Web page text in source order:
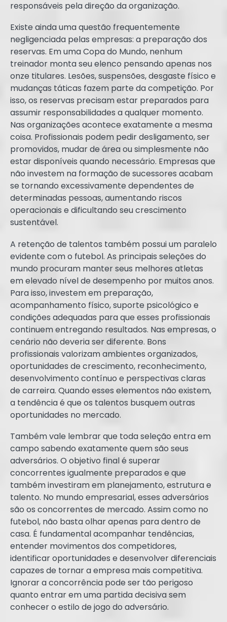
responsáveis pela direção da organização.
Existe ainda uma questão frequentemente
negligenciada pelas empresas: a preparação dos
reservas. Em uma Copa do Mundo, nenhum
treinador monta seu elenco pensando apenas nos
onze titulares. Lesões, suspensões, desgaste físico e
mudanças táticas fazem parte da competição. Por
isso, os reservas precisam estar preparados para
assumir responsabilidades a qualquer momento.
Nas organizações acontece exatamente a mesma
coisa. Profissionais podem pedir desligamento, ser
promovidos, mudar de área ou simplesmente não
estar disponíveis quando necessário. Empresas que
não investem na formação de sucessores acabam
se tornando excessivamente dependentes de
determinadas pessoas, aumentando riscos
operacionais e dificultando seu crescimento
sustentável.
A retenção de talentos também possui um paralelo
evidente com o futebol. As principais seleções do
mundo procuram manter seus melhores atletas
em elevado nível de desempenho por muitos anos.
Para isso, investem em preparação,
acompanhamento físico, suporte psicológico e
condições adequadas para que esses profissionais
continuem entregando resultados. Nas empresas, o
cenário não deveria ser diferente. Bons
profissionais valorizam ambientes organizados,
oportunidades de crescimento, reconhecimento,
desenvolvimento contínuo e perspectivas claras
de carreira. Quando esses elementos não existem,
a tendência é que os talentos busquem outras
oportunidades no mercado.
Também vale lembrar que toda seleção entra em
campo sabendo exatamente quem são seus
adversários. O objetivo final é superar
concorrentes igualmente preparados e que
também investiram em planejamento, estrutura e
talento. No mundo empresarial, esses adversários
são os concorrentes de mercado. Assim como no
futebol, não basta olhar apenas para dentro de
casa. É fundamental acompanhar tendências,
entender movimentos dos competidores,
identificar oportunidades e desenvolver diferenciais
capazes de tornar a empresa mais competitiva.
Ignorar a concorrência pode ser tão perigoso
quanto entrar em uma partida decisiva sem
conhecer o estilo de jogo do adversário.